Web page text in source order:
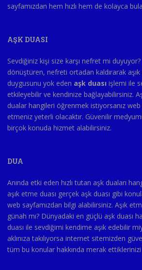
sayfamızdan hem hızlı hem de kolayca
AŞK DUASI
Sevdiğiniz kişi size karşı nefret mi
dönüştüren, nefreti ortadan kaldırarak
duygusunu yok eden aşk duası işlemi ile
etkileyebilir ve kendinize bağlayabilirsiniz.
dualar hangileri öğrenmek istiyorsanız
etmeniz yeterli olacaktır. Güvenilir
birçok konuda hizmet alabilirsiniz.
DUA
Anında etki eden hızlı tutan aşk duaları
aşık etme duası gerçek aşk duası gibi
web sayfamızdan bilgi alabilirsiniz. Aşık
günah mı? Dünyadaki en güçlü aşk duası
duası ile sevdiğimi kendime aşık edebilir
aklınıza takılıyorsa internet sitemizden
tüm bu konular hakkında merak